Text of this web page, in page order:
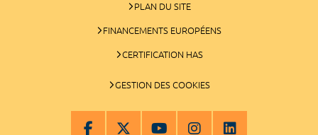
PLAN DU SITE
FINANCEMENTS EUROPÉENS
CERTIFICATION HAS
GESTION DES COOKIES